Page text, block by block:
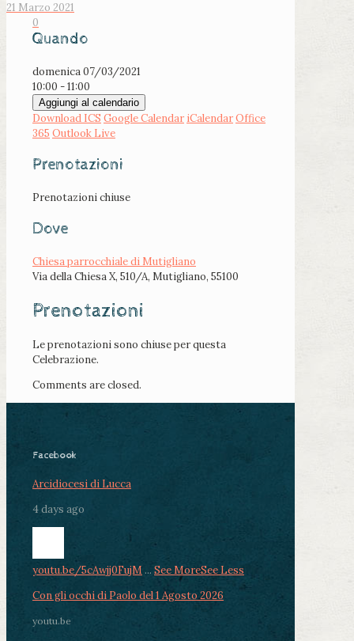
21 Marzo 2021
0
Quando
domenica 07/03/2021
10:00 - 11:00
Aggiungi al calendario
Download ICS Google Calendar iCalendarOffice
365 Outlook Live
Prenotazioni
Prenotazioni chiuse
Dove
Chiesa parrocchiale di Mutigliano
Via della Chiesa X, 510/A, Mutigliano, 55100
Prenotazioni
Le prenotazioni sono chiuse per questa
Celebrazione.
Comments are closed.
Facebook
Arcidiocesi di Lucca
4 days ago
youtu.be/5cAwjj0FujM ... See MoreSee Less
Con gli occhi di Paolo del 1 Agosto 2026
youtu.be